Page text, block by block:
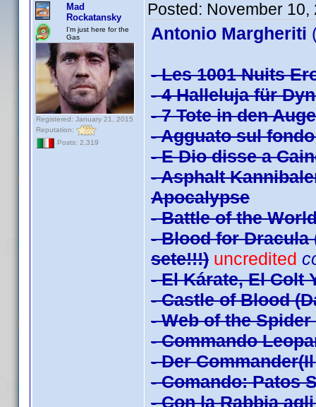
Mad
Rockatansky
I'm just here for the
Gas
Registered: January 21, 2015
Reputation:
Posts: 2,319
Posted: November 10,
Antonio Margheriti
- Les 1001 Nuits
- 4 Halleluja für
- 7 Tote in den
- Agguato sul
- E Dio disse a
- Asphalt
Apocalypse
- Battle of the
- Blood for Dracula
sete!!!) uncredited
- El Kárate, El Colt
- Castle of Blood
- Web of the
- Commando
- Der
- Comando: Patos
- Con la Rabbia